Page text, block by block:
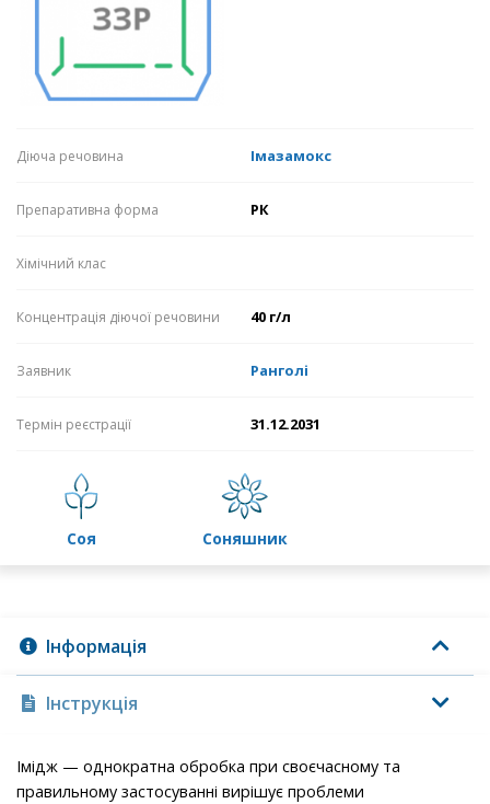
Діюча речовина Імазамокс
Препаративна форма РК
Хімічний клас
Концентрація діючої речовини 40 г/л
Заявник Ранголі
Термін реєстрації 31.12.2031
соя соняшник
Інформація
Інструкція
Імідж — однократна обробка при своєчасному та
правильному застосуванні вирішує проблеми